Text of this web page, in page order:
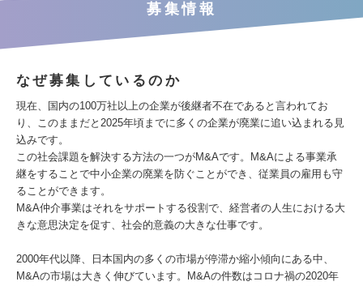
募集情報
なぜ募集しているのか
現在、国内の100万社以上の企業が後継者不在であると言われてお
り、このままだと2025年頃までに多くの企業が廃業に追い込まれる見
込みです。
この社会課題を解決する方法の一つがM&Aです。M&Aによる事業承
継をすることで中小企業の廃業を防ぐことができ、従業員の雇用も守
ることができます。
M&A仲介事業はそれをサポートする役割で、経営者の人生における大
きな意思決定を促す、社会的意義の大きな仕事です。
2000年代以降、日本国内の多くの市場が停滞か縮小傾向にある中、
M&Aの市場は大きく伸びています。M&Aの件数はコロナ禍の2020年